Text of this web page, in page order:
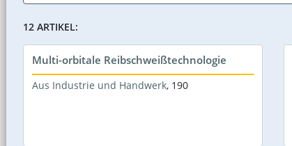
12 ARTIKEL:
Multi-orbitale Reibschweißtechnologie
Aus Industrie und Handwerk, 190